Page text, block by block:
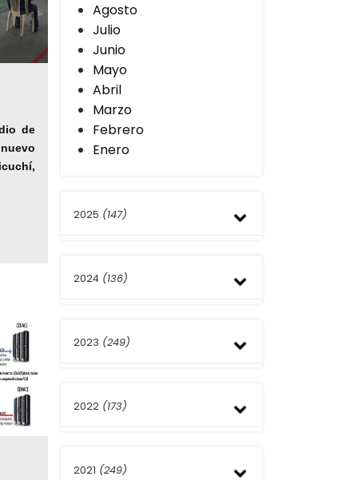
de
Agosto
Julio
Junio
Mayo
Abril
Marzo
Febrero
Enero
2025 (147)
Noviembre
Agosto
Mayo
Febrero
2024 (136)
Noviembre
Agosto
Mayo
2023 (249)
Noviembre
Agosto
2022 (173)
Noviembre
2021 (249)